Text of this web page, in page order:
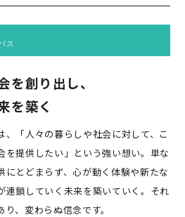
ス
を創り出し、
を築く
、「人々の暮らしや社会に対して、こ
を提供したい」という強い想い。単な
にとどまらず、心が動く体験や新たな
連鎖していく未来を築いていく。それ
、変わらぬ信念です。